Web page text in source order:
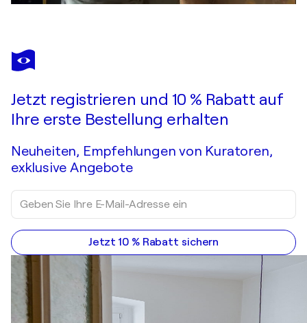
Jetzt registrieren und 10 % Rabatt auf
Ihre erste Bestellung erhalten
Neuheiten, Empfehlungen von Kuratoren,
exklusive Angebote
Jetzt 10 % Rabatt sichern